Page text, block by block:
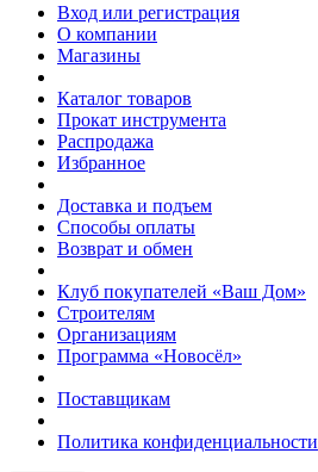
Вход или регистрация
О компании
Магазины
Каталог товаров
Прокат инструмента
Распродажа
Избранное
Доставка и подъем
Способы оплаты
Возврат и обмен
Клуб покупателей «Ваш Дом»
Строителям
Организациям
Программа «Новосёл»
Поставщикам
Политика конфиденциальности